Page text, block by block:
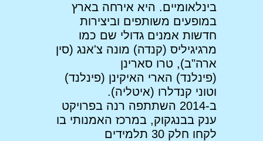
בינלאומיים. היא אירחה בארץ
במופעים משותפים וביצירות
חדשות אמנים גדולי שם כמו
מרגיגיליס (קנדה) מונה צ'אנג (סין
ארה"ב), טרו סארינן
(פינלנד) הארי האיקינן (פינלנד)
וטוני קנדלרו (איטליה).
ב-2014 השתתפה רנה בפרויקט
ענק בבנגקוק, במרכז האמנותי בו
לקחו חלק 30 תלמידים